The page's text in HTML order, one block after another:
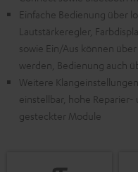
Einfache Bedienung über
Lautstärkeregler,
sowie Ein/Aus können
werden, Bedienung auch
Weitere
einstellbar, hohe
gesteckter Module